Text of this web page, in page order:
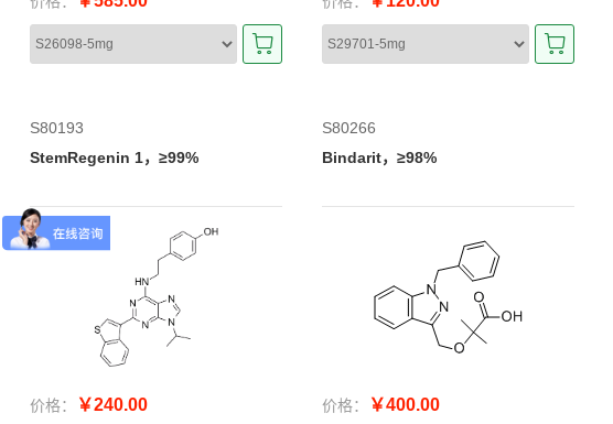
S80193
StemRegenin 1，≥99%
价格： ￥240.00
S80266
Bindarit，≥98%
价格： ￥400.00